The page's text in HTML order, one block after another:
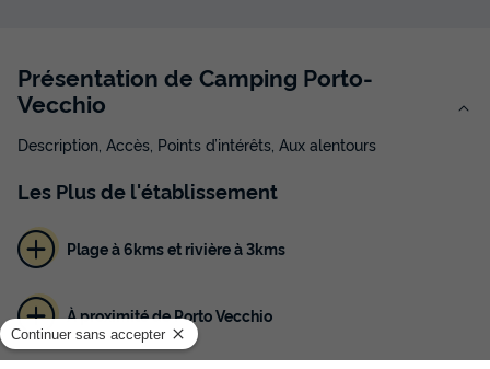
Présentation de Camping Porto-
Vecchio
Description, Accès, Points d’intérêts, Aux alentours
Les Plusde l'établissement
Plage à 6kms et rivière à 3kms
À proximité de Porto Vecchio